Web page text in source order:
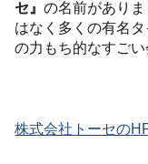
セ』の名前があり
はなく多くの有名
の力もち的なすご
株式会社トーセの